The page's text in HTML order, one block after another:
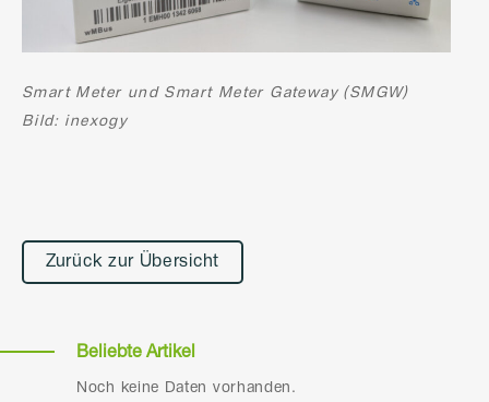
Smart Meter und Smart Meter Gateway (SMGW)
Bild: inexogy
Zurück zur Übersicht
Beliebte Artikel
Noch keine Daten vorhanden.